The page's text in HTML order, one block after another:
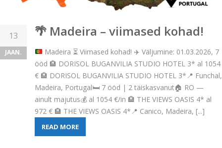
13
JAAN.
🌴 Madeira – viimased kohad!
Madeira ⏳Viimased kohad! ✈️ Väljumine: 01.03.2026, 7
ööd 🏨 DORISOL BUGANVILIA STUDIO HOTEL 3* al 1054
€ 🏨 DORISOL BUGANVILIA STUDIO HOTEL 3*📍 Funchal,
Madeira, Portugal🛏️ 7 ööd | 2 täiskasvanut🏠 RO —
ainult majutus💰 al 1054 €/in 🏨 THE VIEWS OASIS 4* al
972 € 🏨 THE VIEWS OASIS 4*📍 Canico, Madeira, [...]
READ MORE